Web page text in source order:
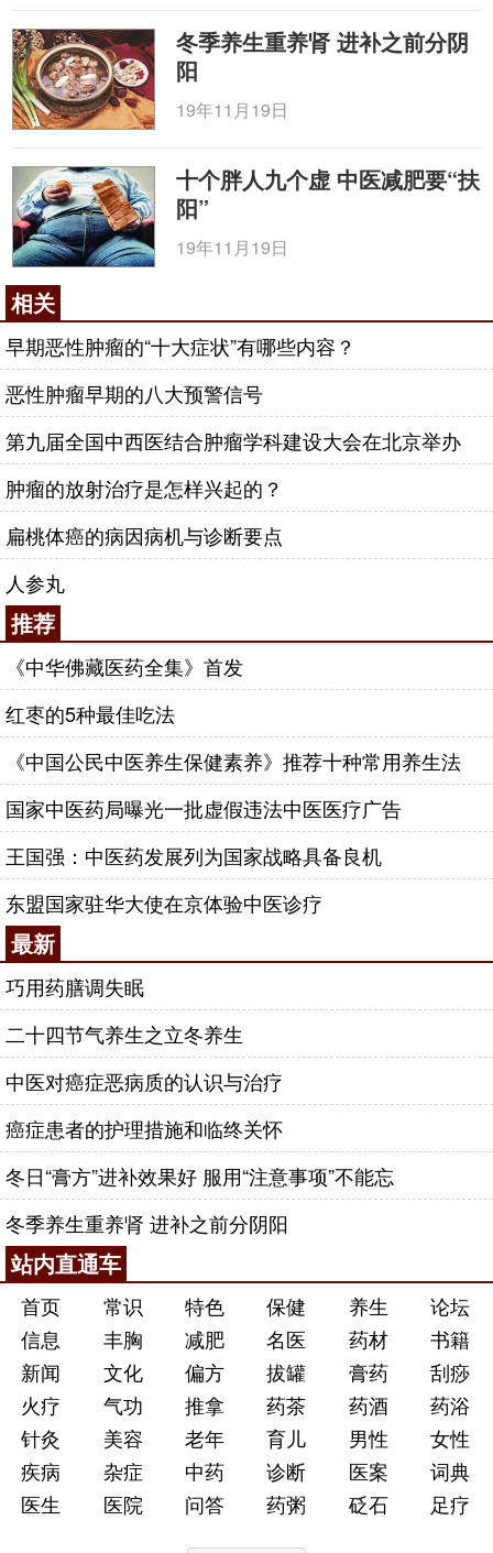
君子汤治疗，可以增进食欲，增加体重，提高生存质
量。参附注射液在一定程度上可以下调恶病质细胞因
子，在一定程度上改善恶病质患者厌食、乏力等症
状。（肿瘤科主任医师 李学）
咨询电话：010-87876186
冬季养生重养肾 进补之前分阴
阳
19年11月19日
十个胖人九个虚 中医减肥要“扶
阳”
19年11月19日
相关
早期恶性肿瘤的“十大症状”有哪些内容？
恶性肿瘤早期的八大预警信号
第九届全国中西医结合肿瘤学科建设大会在北京举办
肿瘤的放射治疗是怎样兴起的？
扁桃体癌的病因病机与诊断要点
人参丸
推荐
《中华佛藏医药全集》首发
红枣的5种最佳吃法
《中国公民中医养生保健素养》推荐十种常用养生法
国家中医药局曝光一批虚假违法中医医疗广告
王国强：中医药发展列为国家战略具备良机
东盟国家驻华大使在京体验中医诊疗
最新
巧用药膳调失眠
二十四节气养生之立冬养生
中医对癌症恶病质的认识与治疗
癌症患者的护理措施和临终关怀
冬日“膏方”进补效果好 服用“注意事项”不能忘
冬季养生重养肾 进补之前分阴阳
站内直通车
首页 常识 特色 保健 养生
论坛
信息
丰胸 减肥 名医 药材
书籍
新闻
文化 偏方 拔罐 膏药
刮痧
火疗
气功 推拿 药茶 药酒
药浴
针灸
美容 老年 育儿 男性
女性
疾病
杂症 中药 诊断 医案
词典
医生
医院 问答 药粥 砭石 足疗